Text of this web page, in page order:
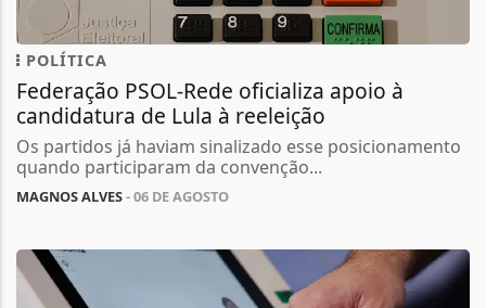
POLÍTICA
Federação PSOL-Rede oficializa apoio à
candidatura de Lula à reeleição
Os partidos já haviam sinalizado esse posicionamento
quando participaram da convenção...
MAGNOS ALVES- 06 DE AGOSTO